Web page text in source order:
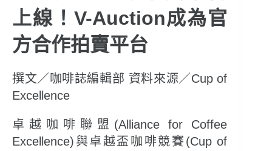
上線！V-Auction成為官
方合作拍賣平台
撰文／咖啡誌編輯部 資料來源／Cup of
Excellence
卓越咖啡聯盟(Alliance for Coffee
Excellence)與卓越盃咖啡競賽(Cup of